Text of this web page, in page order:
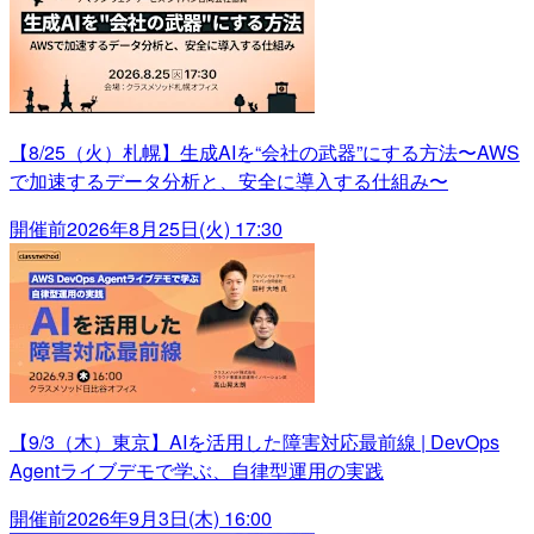
【8/25（火）札幌】生成AIを“会社の武器”にする方法〜AWS
で加速するデータ分析と、安全に導入する仕組み〜
開催前2026年8月25日(火) 17:30
【9/3（木）東京】AIを活用した障害対応最前線 | DevOps
Agentライブデモで学ぶ、自律型運用の実践
開催前2026年9月3日(木) 16:00